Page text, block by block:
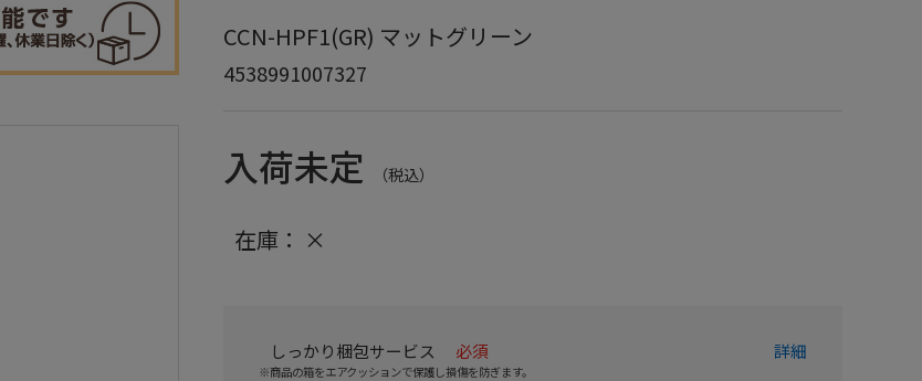
CCN-HPF1(GR) マットグリーン
4538991007327
入荷未定 （税込）
在庫： ×
しっかり梱包サービス 必須
※商品の箱をエアクッションで保護し損傷を防ぎます。
詳細